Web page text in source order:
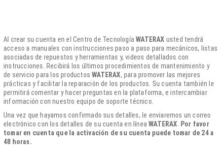
Al crear su cuenta en el Centro de TecnologíaWATERAX usted tendrá
acceso a manuales con instrucciones paso a paso para mecánicos, listas
asociadas de repuestos y herramientas y, videos detallados con
instrucciones. Recibirá los últimos procedimientos de mantenimiento y
de servicio para los productosWATERAX, para promover las mejores
prácticas y facilitar la reparación de los productos. Su cuenta también le
permitirá comentar y hacer preguntas en la plataforma, e intercambiar
información con nuestro equipo de soporte técnico.
Una vez que hayamos confirmado sus detalles, le enviaremos un correo
electrónico con los detalles de su cuenta en líneaWATERAX
Por favor
tomar en cuenta que la activación de su cuenta puede tomar de 24 a
48 horas.